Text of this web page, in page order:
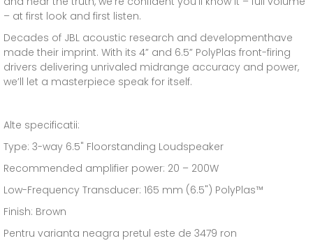
– at first look and first listen.
Decades of JBL acoustic research and developmenthave
made their imprint. With its 4” and 6.5” PolyPlas front-firing
drivers delivering unrivaled midrange accuracy and power,
we’ll let a masterpiece speak for itself.
Alte specificatii:
Type: 3-way 6.5" Floorstanding Loudspeaker
Recommended amplifier power: 20 – 200W
Low-Frequency Transducer: 165 mm (6.5") PolyPlas™
Finish: Brown
Pentru varianta neagra pretul este de 3479 ron